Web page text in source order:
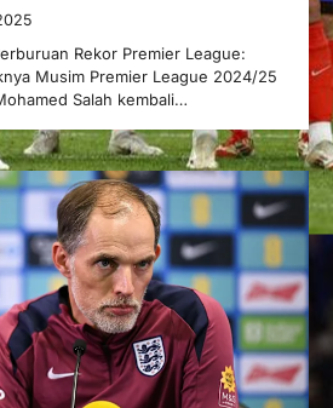
Rekor Premier League:
Musim Premier League 2024/25
Salah kembali…